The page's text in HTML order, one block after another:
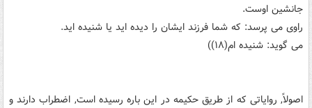
جانشین اوست.
راوی می پرسد: که شما فرزند ایشان را دیده اید یا شنیده اید.
می گوید: شنیده ام(۱۸))
اصولاً, روایاتی که از طریق حکیمه در این باره رسیده است, اضطراب دارند و